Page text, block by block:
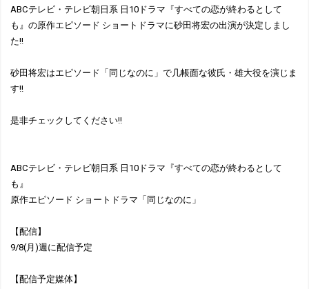
ABCテレビ・テレビ朝日系 日10ドラマ『すべての恋が終わるとして
も』の原作エピソード ショートドラマに砂田将宏の出演が決定しまし
た!!
砂田将宏はエピソード「同じなのに」で几帳面な彼氏・雄大役を演じま
す!!
是非チェックしてください!!
ABCテレビ・テレビ朝日系 日10ドラマ『すべての恋が終わるとして
も』
原作エピソード ショートドラマ「同じなのに」
【配信】
9/8(月)週に配信予定
【配信予定媒体】